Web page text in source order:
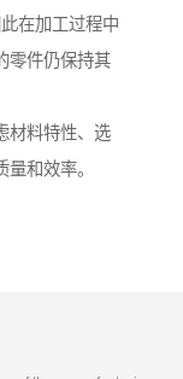
在加工过程中
零件仍保持其
材料特性、选
和效率。